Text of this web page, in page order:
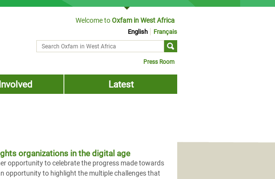
Welcome toOxfam in West Africa
Search
English Français
Press Room
Latest
organizations in the digital age
opportunity to celebrate the progress made towards
opportunity to highlight the multiple challenges that